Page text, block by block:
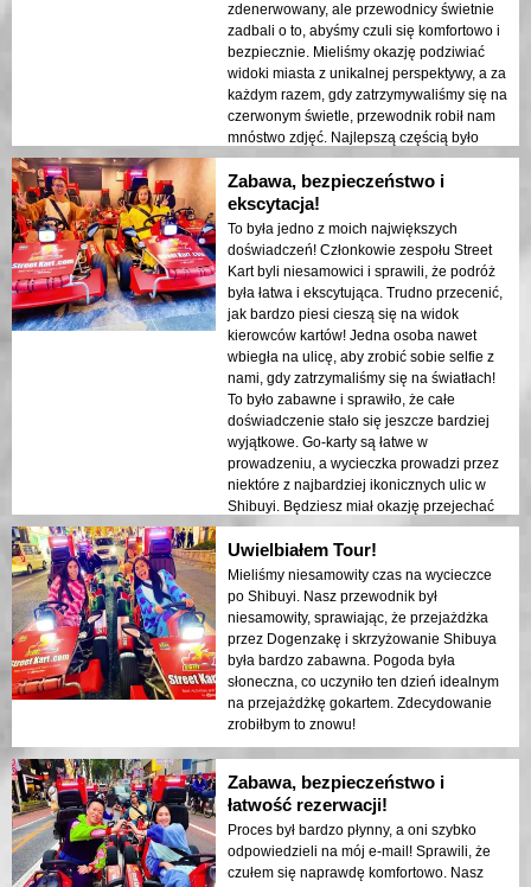
zdenerwowany, ale przewodnicy świetnie
zadbali o to, abyśmy czuli się komfortowo i
bezpiecznie. Mieliśmy okazję podziwiać
widoki miasta z unikalnej perspektywy, a za
każdym razem, gdy zatrzymywaliśmy się na
czerwonym świetle, przewodnik robił nam
mnóstwo zdjęć. Najlepszą częścią było
śmiganie ulicami, czując ekscytację
Shibuyi i obserwując reakcje
przechodniów. Przygotujcie swoje pozy, bo
przewodnik zrobi zdjęcie na każdym
czerwonym świetle! Zdecydowanie
zabawne i niezapomniane doświadczenie,
które gorąco polecam!
Zabawa, bezpieczeństwo i
ekscytacja!
To była jedno z moich największych
doświadczeń! Członkowie zespołu Street
Kart byli niesamowici i sprawili, że podróż
była łatwa i ekscytująca. Trudno przecenić,
jak bardzo piesi cieszą się na widok
kierowców kartów! Jedna osoba nawet
wbiegła na ulicę, aby zrobić sobie selfie z
nami, gdy zatrzymaliśmy się na światłach!
To było zabawne i sprawiło, że całe
doświadczenie stało się jeszcze bardziej
wyjątkowe. Go-karty są łatwe w
prowadzeniu, a wycieczka prowadzi przez
niektóre z najbardziej ikonicznych ulic w
Shibuyi. Będziesz miał okazję przejechać
przez Shibuya Crossing wielokrotnie,
czując dreszczyk emocji będąc w samym
sercu zgiełku miasta. Zdecydowanie nie
przegap okazji, aby przejechać się go-
kartem po Shibuyi!
Uwielbiałem Tour!
Mieliśmy niesamowity czas na wycieczce
po Shibuyi. Nasz przewodnik był
niesamowity, sprawiając, że przejażdżka
przez Dogenzakę i skrzyżowanie Shibuya
była bardzo zabawna. Pogoda była
słoneczna, co uczyniło ten dzień idealnym
na przejażdżkę gokartem. Zdecydowanie
zrobiłbym to znowu!
Zabawa, bezpieczeństwo i
łatwość rezerwacji!
Proces był bardzo płynny, a oni szybko
odpowiedzieli na mój e-mail! Sprawili, że
czułem się naprawdę komfortowo. Nasz